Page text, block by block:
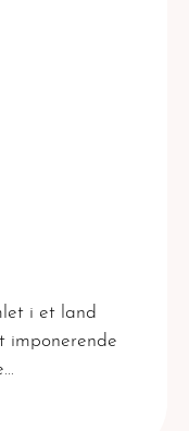
i et land
imponerende